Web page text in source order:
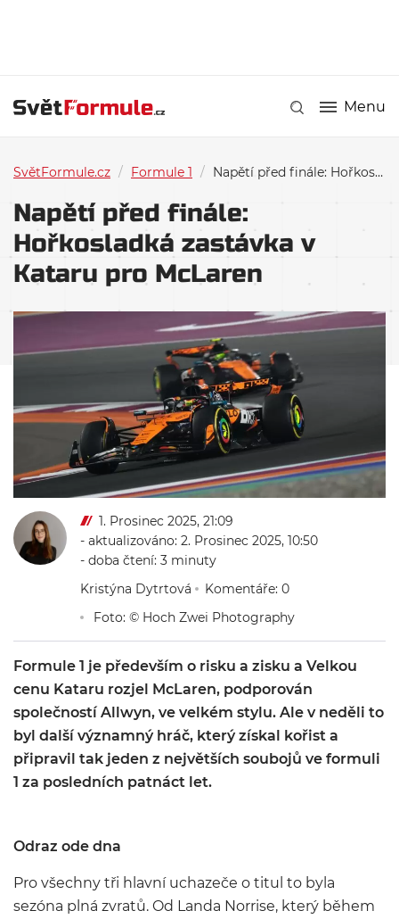
Menu
SvětFormule.cz / Formule 1 / Napětí před finále: Hořkosladká zastávka v Kataru pro McLaren
Napětí před finále:
Hořkosladká zastávka v
Kataru pro McLaren
1. Prosinec 2025, 21:09
- aktualizováno: 2. Prosinec 2025, 10:50
- doba čtení: 3 minuty
Kristýna Dytrtová
Komentáře: 0
Foto: © Hoch Zwei Photography
Formule 1 je především o risku a zisku a Velkou
cenu Kataru rozjel McLaren, podporován
společností Allwyn, ve velkém stylu. Ale v neděli to
byl další významný hráč, který získal kořist a
připravil tak jeden z největších soubojů ve formuli
1 za posledních patnáct let.
Odraz ode dna
Pro všechny tři hlavní uchazeče o titul to byla
sezóna plná zvratů. Od Landa Norrise, který během